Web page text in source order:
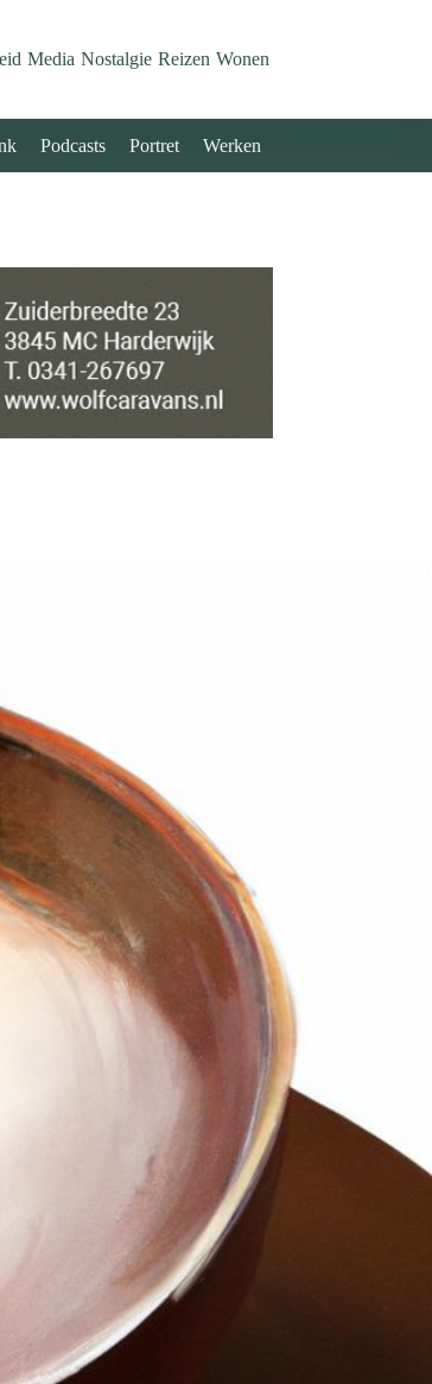
Media Nostalgie Reizen Wonen
Podcasts Portret Werken